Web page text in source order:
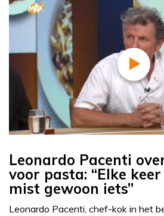
Leonardo Pacenti
voor pasta: “Elke
mist gewoon iets”
Leonardo Pacenti, chef-kok in het